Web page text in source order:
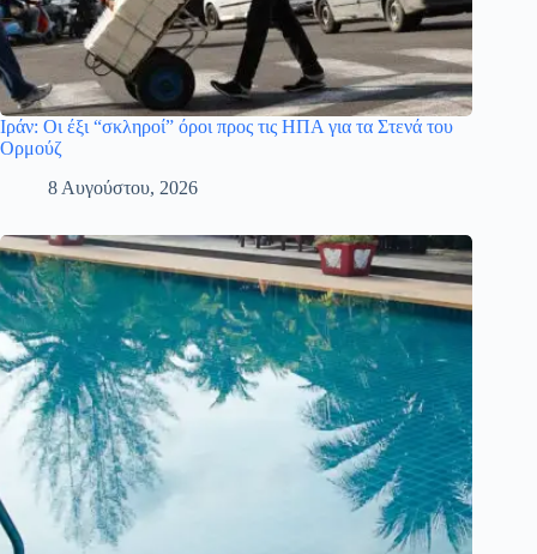
Ιράν: Οι έξι “σκληροί” όροι προς τις ΗΠΑ για τα Στενά του
Ορμούζ
8 Αυγούστου, 2026